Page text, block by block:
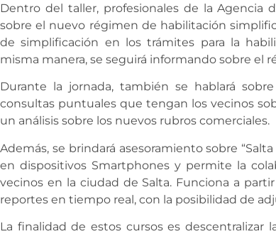
Dentro del taller, profesionales de la Agencia
sobre el nuevo régimen de habilitación
de simplificación en los trámites para la
misma manera, se seguirá informando sobre el
Durante la jornada, también se hablará
consultas puntuales que tengan los vecinos
un análisis sobre los nuevos rubros comerciales.
Además, se brindará asesoramiento sobre
en dispositivos Smartphones y permite la
vecinos en la ciudad de Salta. Funciona a
reportes en tiempo real, con la posibilidad de
La finalidad de estos cursos es descentralizar